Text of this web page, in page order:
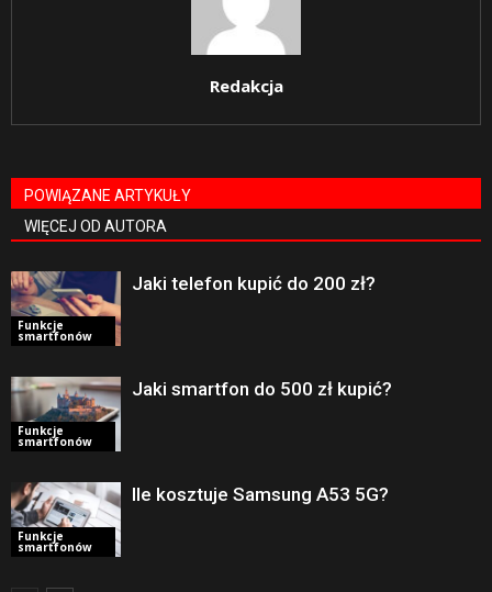
Redakcja
POWIĄZANE ARTYKUŁY
WIĘCEJ OD AUTORA
Funkcje
smartfonów
Jaki telefon kupić do 200 zł?
Funkcje
smartfonów
Jaki smartfon do 500 zł kupić?
Funkcje
smartfonów
Ile kosztuje Samsung A53 5G?